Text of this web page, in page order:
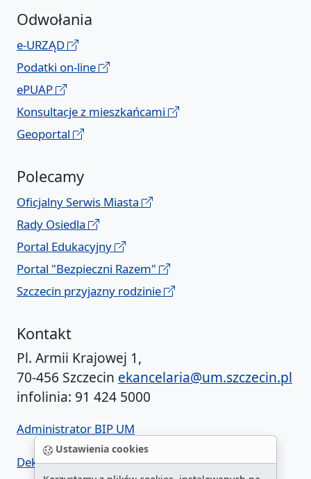
Ustawienia cookies
Odwołania
e-URZĄD
Podatki on-line
ePUAP
Konsultacje z mieszkańcami
Geoportal
Polecamy
Oficjalny Serwis Miasta
Rady Osiedla
Portal Edukacyjny
Portal "Bezpieczni Razem"
Szczecin przyjazny rodzinie
Kontakt
Pl. Armii Krajowej 1,
70-456 Szczecin ekancelaria@um.szczecin.pl
infolinia: 91 424 5000
Administrator BIP UM
Deklaracja dostępności